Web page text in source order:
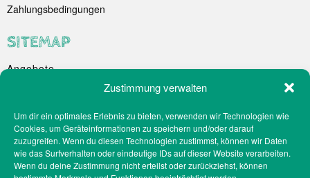
Zustimmung verwalten
Um dir ein optimales Erlebnis zu bieten, verwenden wir Technologien wie
Cookies, um Geräteinformationen zu speichern und/oder darauf
zuzugreifen. Wenn du diesen Technologien zustimmst, können wir Daten
wie das Surfverhalten oder eindeutige IDs auf dieser Website verarbeiten.
Wenn du deine Zustimmung nicht erteilst oder zurückziehst, können
Zahlungsbedingungen
SITEMAP
Angebote
Catering
Webshop
Filialen
Kontakt